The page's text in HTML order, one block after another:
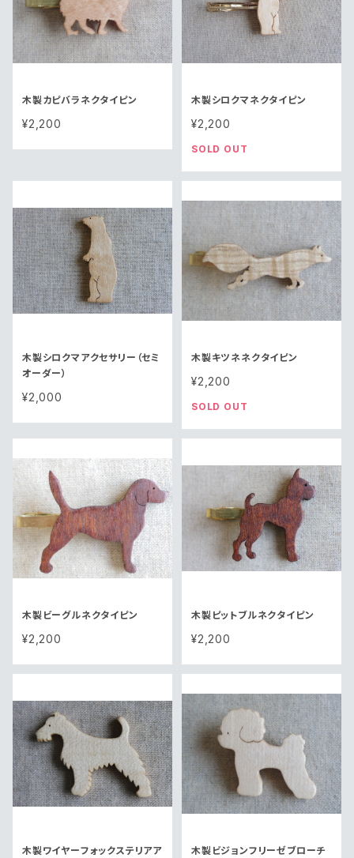
木製カピバラネクタイピン
¥2,200
木製シロクマネクタイピン
¥2,200
SOLD OUT
木製シロクマアクセサリー（セミ
オーダー）
¥2,000
木製キツネネクタイピン
¥2,200
SOLD OUT
木製ビーグルネクタイピン
¥2,200
木製ピットブルネクタイピン
¥2,200
木製ワイヤーフォックステリアア 木製ビジョンフリーゼブローチ